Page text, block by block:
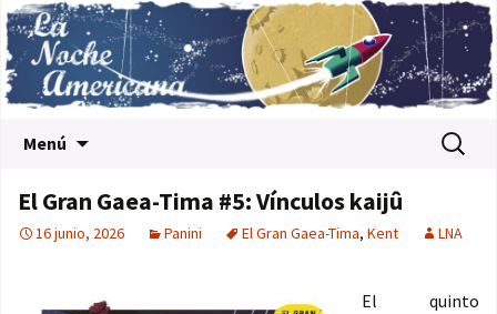
Menú Buscar:
El Gran Gaea-Tima #5: Vínculos kaijû
16 junio, 2026 Panini El Gran Gaea-Tima, Kent LNA
El quinto